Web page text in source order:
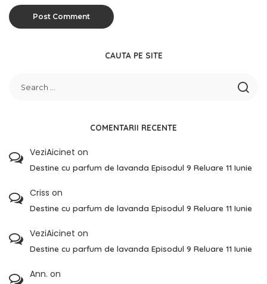
CAUTA PE SITE
COMENTARII RECENTE
VeziAicinet on
Destine cu parfum de lavanda Episodul 9 Reluare 11 Iunie
Criss on
Destine cu parfum de lavanda Episodul 9 Reluare 11 Iunie
VeziAicinet on
Destine cu parfum de lavanda Episodul 9 Reluare 11 Iunie
Ann. on